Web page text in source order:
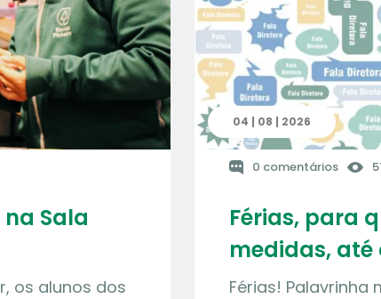
Sala
os alunos dos
04 | 08 | 2026
0 comentários
Férias, para
medidas, até
Férias!